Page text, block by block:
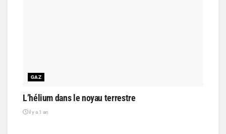
GAZ
L’hélium dans le noyau terrestre
il y a 1 an